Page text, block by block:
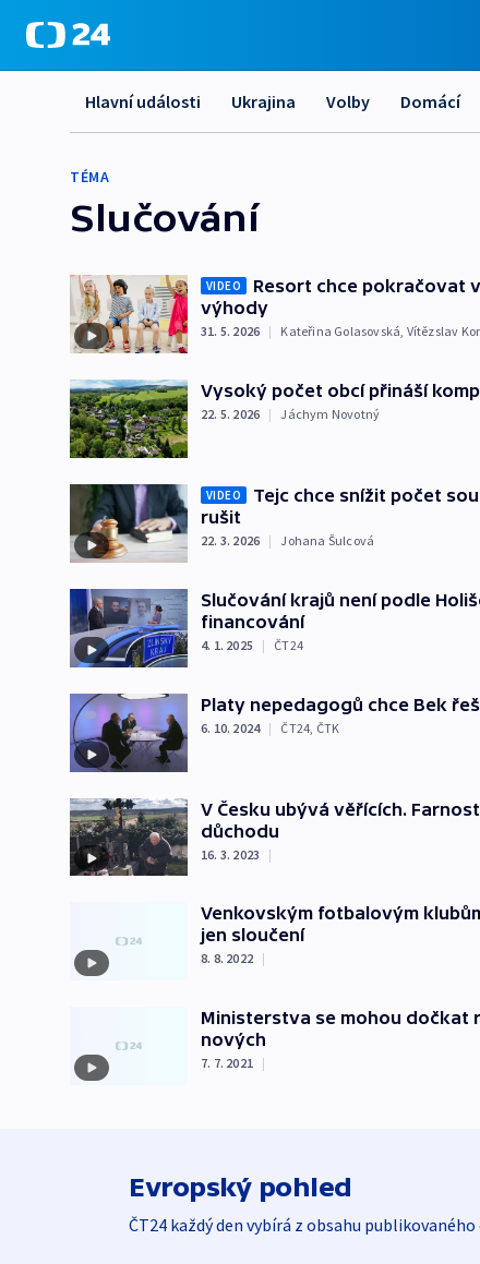
Hlavní události Ukrajina Volby Domácí
TÉMA
Slučování
VIDEO
Resort chce pokračovat
výhody
31. 5. 2026 | Kateřina Golasovská, Vítězslav
Vysoký počet obcí přináší
22. 5. 2026 | Jáchym Novotný
VIDEO
Tejc chce snížit počet
rušit
22. 3. 2026 | Johana Šulcová
Slučování krajů není podle
financování
4. 1. 2025 | ČT24
Platy nepedagogů chce Bek
6. 10. 2024 | ČT24 ČTK
V Česku ubývá věřících.
důchodu
16. 3. 2023 |
Venkovským fotbalovým
jen sloučení
8. 8. 2022 |
Ministerstva se mohou dočkat
nových
7. 7. 2021 |
Evropský pohled
ČT24 každý den vybírá z obsahu